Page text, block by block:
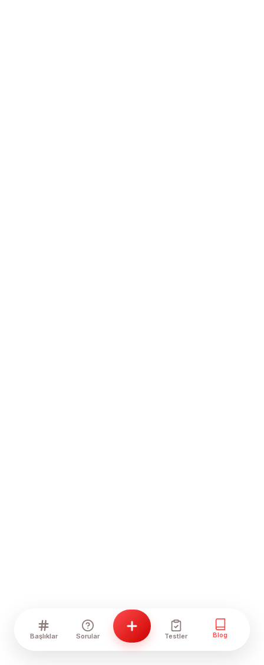
Başlıklar Sorular Testler Blog